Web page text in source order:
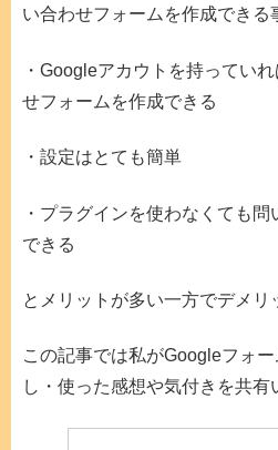
い合わせフォームを作成できる
・Googleアカウトを持ってい
せフォームを作成できる
・設定はとても簡単
・プラグインを使わなくても
できる
とメリットが多い一方でデメリ
この記事では私がGoogleフォ
し・使った感想や気付きを共有